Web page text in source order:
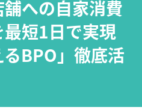
への自家消費
短1日で実現
BPO」徹底活